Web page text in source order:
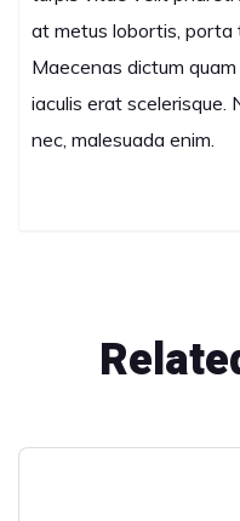
at metus lobortis, porta
Maecenas dictum
iaculis erat scelerisque.
nec, malesuada enim.